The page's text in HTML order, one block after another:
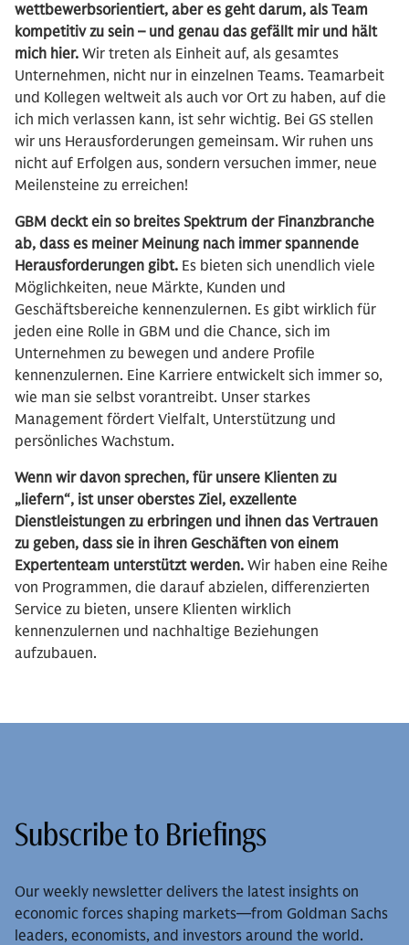
wettbewerbsorientiert, aber es geht darum, als Team
kompetitiv zu sein – und genau das gefällt mir und hält
mich hier. Wir treten als Einheit auf, als gesamtes
Unternehmen, nicht nur in einzelnen Teams. Teamarbeit
und Kollegen weltweit als auch vor Ort zu haben, auf die
ich mich verlassen kann, ist sehr wichtig. Bei GS stellen
wir uns Herausforderungen gemeinsam. Wir ruhen uns
nicht auf Erfolgen aus, sondern versuchen immer, neue
Meilensteine zu erreichen!
GBM deckt ein so breites Spektrum der Finanzbranche
ab, dass es meiner Meinung nach immer spannende
Herausforderungen gibt. Es bieten sich unendlich viele
Möglichkeiten, neue Märkte, Kunden und
Geschäftsbereiche kennenzulernen. Es gibt wirklich für
jeden eine Rolle in GBM und die Chance, sich im
Unternehmen zu bewegen und andere Profile
kennenzulernen. Eine Karriere entwickelt sich immer so,
wie man sie selbst vorantreibt. Unser starkes
Management fördert Vielfalt, Unterstützung und
persönliches Wachstum.
Wenn wir davon sprechen, für unsere Klienten zu
„liefern“, ist unser oberstes Ziel, exzellente
Dienstleistungen zu erbringen und ihnen das Vertrauen
zu geben, dass sie in ihren Geschäften von einem
Expertenteam unterstützt werden. Wir haben eine Reihe
von Programmen, die darauf abzielen, differenzierten
Service zu bieten, unsere Klienten wirklich
kennenzulernen und nachhaltige Beziehungen
aufzubauen.
Subscribe to Briefings
Our weekly newsletter delivers the latest insights on
economic forces shaping markets—from Goldman Sachs
leaders, economists, and investors around the world.